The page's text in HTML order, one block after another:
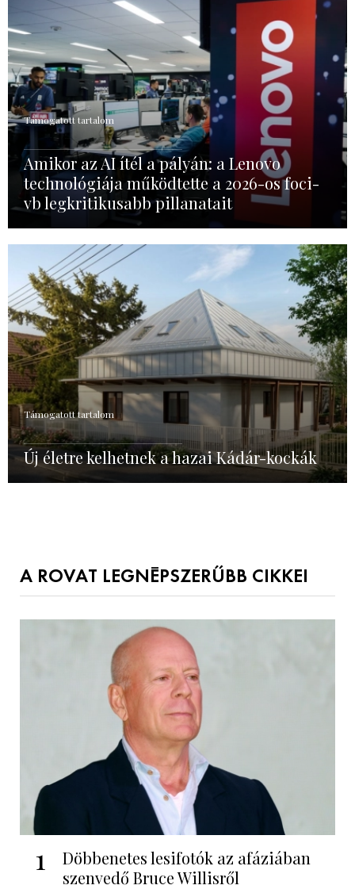
Támogatott tartalom
Amikor az AI ítél a pályán: a Lenovo
technológiája működtette a 2026-os foci-
vb legkritikusabb pillanatait
Támogatott tartalom
Új életre kelhetnek a hazai Kádár-kockák
A ROVAT LEGNÉPSZERŰBB CIKKEI
1
Döbbenetes lesifotók az afáziában
szenvedő Bruce Willisről